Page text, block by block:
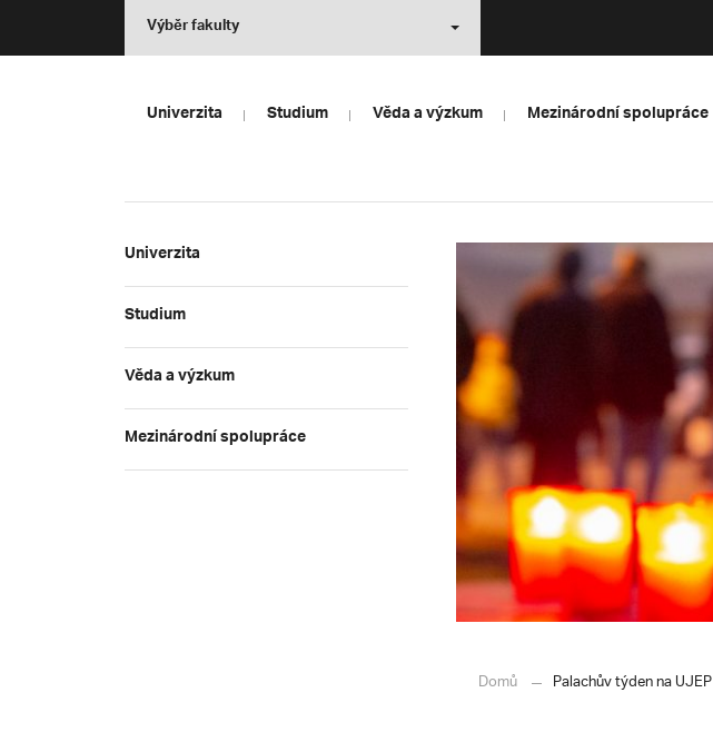
Výběr fakulty
Univerzita Studium Věda a výzkum Mezinárodní spolupráce
Univerzita
Studium
Věda a výzkum
Mezinárodní spolupráce
Domů Palachův týden na UJEP